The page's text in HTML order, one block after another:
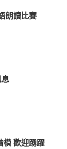
朗讀比賽
模 歡迎踴躍